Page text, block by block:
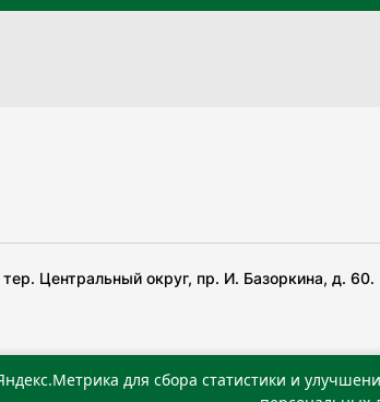
Центральный округ, пр. И. Базоркина, д. 60.
хоам беча гIирсаштеи, цар дуккхача
для сбора статистики и